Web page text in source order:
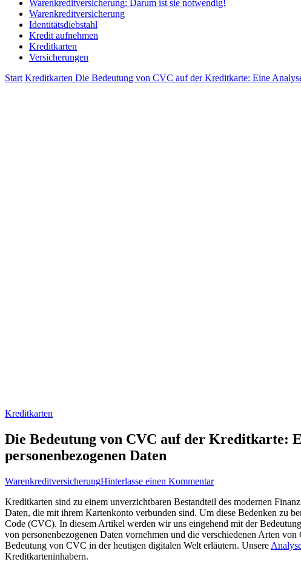
Warenkreditversicherung: Darum ist sie notwendig!
Warenkreditversicherung
Identitätsdiebstahl
Kredit aufnehmen
Kreditkarten
Versicherungen
Start Kreditkarten Die Bedeutung von CVC auf der Kreditkarte: Eine
Kreditkarten
Die Bedeutung von CVC auf der Kreditkarte:
personenbezogenen Daten
WarenkreditversicherungHinterlasse einen Kommentarzu
Bedeutung
von
CVC
auf
der
Kreditkarten ⁤sind zu einem unverzichtbaren Bestandteil‌ des modernen
‍Daten, die mit ihrem Kartenkonto verbunden sind. ⁤Um⁤ diese Bedenken zu
Code ⁢(CVC). In ​diesem Artikel werden ⁤wir uns eingehend mit der
⁤von⁤ personenbezogenen Daten vornehmen und die verschiedenen Arten⁢
⁢Bedeutung von CVC in‍ der heutigen digitalen Welt erläutern. Unsere‌
Kreditkarteninhabern.